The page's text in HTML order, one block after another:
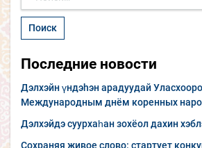
Последние новости
Дэлхэйн үндэhэн арадуудай
Международным днём коренных
Дэлхэйдэ суурхаһан зохёол дахин
Сохраняя живое слово: стартует